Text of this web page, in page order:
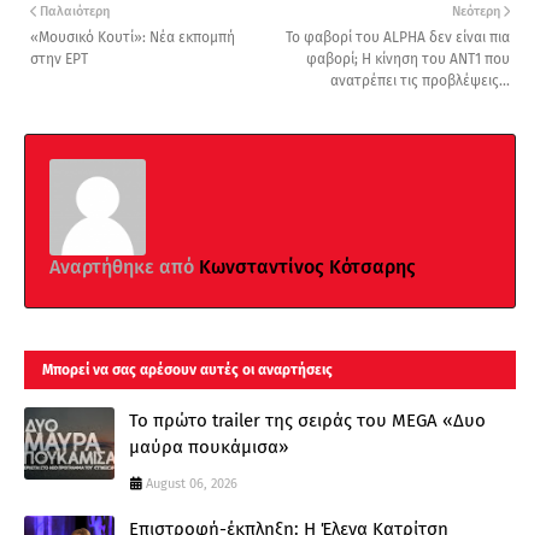
Νεότερη
To φαβορί του ALPHA δεν είναι πια
φαβορί; Η κίνηση του ΑΝΤ1 που
ανατρέπει τις προβλέψεις...
Παλαιότερη
«Μουσικό Κουτί»: Νέα εκπομπή
στην ΕΡΤ
Αναρτήθηκε από Κωνσταντίνος Κότσαρης
Μπορεί να σας αρέσουν αυτές οι αναρτήσεις
Το πρώτο trailer της σειράς του MEGA «Δυο
μαύρα πουκάμισα»
August 06, 2026
Επιστροφή-έκπληξη: Η Έλενα Κατρίτση